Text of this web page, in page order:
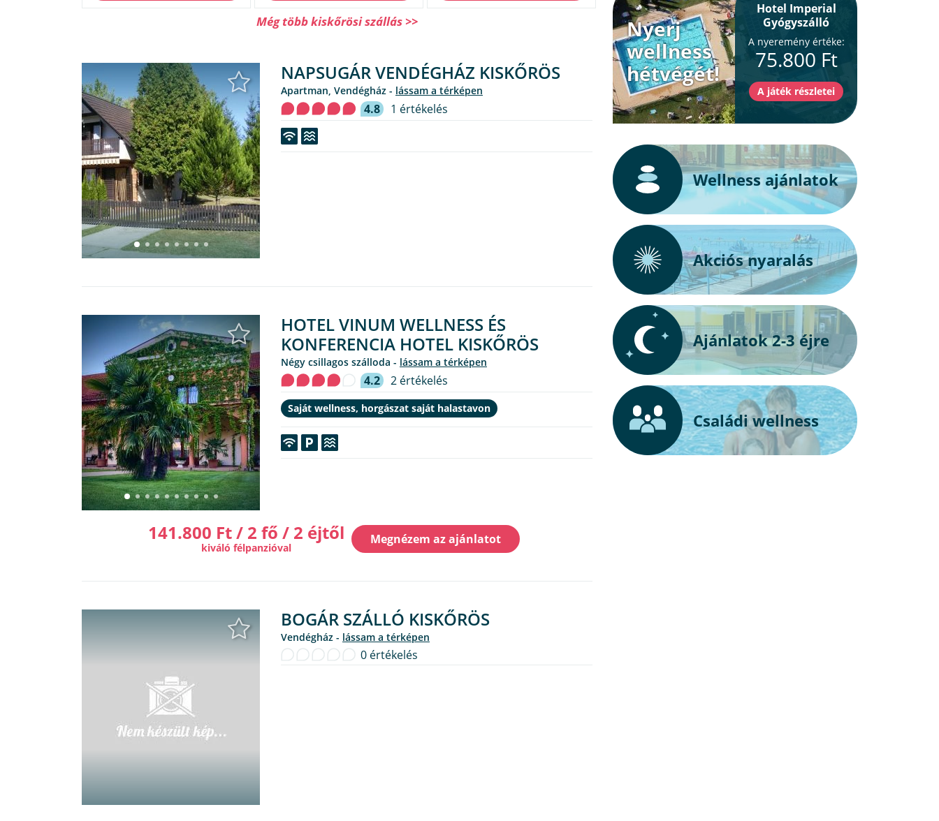
Még több kiskőrösi szállás >>
NAPSUGÁR VENDÉGHÁZ KISKŐRÖS
Apartman, Vendégház - lássam a térképen
4.8 1 értékelés
HOTEL VINUM WELLNESS ÉS
KONFERENCIA HOTEL KISKŐRÖS
Négy csillagos szálloda - lássam a térképen
4.2 2 értékelés
Saját wellness, horgászat saját halastavon
141.800 Ft / 2 fő / 2 éjtől
kiváló félpanzióval
Megnézem az ajánlatot
BOGÁR SZÁLLÓ KISKŐRÖS
Vendégház - lássam a térképen
0 értékelés
Nyerj
wellness
hétvégét!
Hotel Imperial
Gyógyszálló
A nyeremény értéke:
75.800 Ft
Wellness ajánlatok
Akciós nyaralás
Ajánlatok 2-3 éjre
Családi wellness